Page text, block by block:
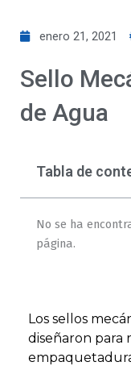
enero 21, 2021
Sello
de Agua
Tabla de
No se ha
página.
Los sellos
diseñaron para